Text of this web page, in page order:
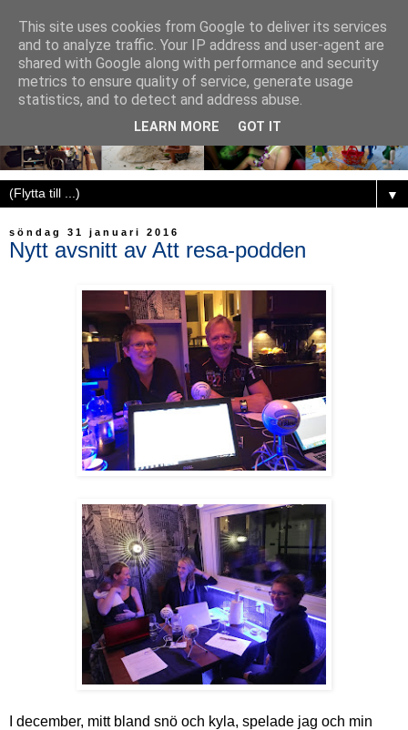
▼
söndag 31 januari 2016
Nytt avsnitt av Att resa-podden
I december, mitt bland snö och kyla, spelade jag och min
This site uses cookies from Google to deliver its services
and to analyze traffic. Your IP address and user-agent are
shared with Google along with performance and security
metrics to ensure quality of service, generate usage
statistics, and to detect and address abuse.
LEARN MORE GOT IT